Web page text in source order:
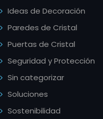
Ideas de Decoración
Paredes de Cristal
Puertas de Cristal
Seguridad y Protección
Sin categorizar
Soluciones
Sostenibilidad